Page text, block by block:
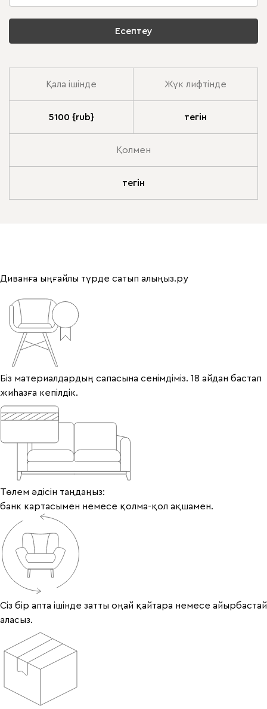
Есептеу
Қала ішінде Жүк лифтінде
5100 {rub} тегін
Қолмен
тегін
Диванға ыңғайлы түрде сатып алыңыз.ру
Біз материалдардың сапасына сенімдіміз. 18 айдан бастап
жиһазға кепілдік.
Төлем әдісін таңдаңыз:
банк картасымен немесе қолма-қол ақшамен.
Сіз бір апта ішінде затты оңай қайтара немесе айырбастай
аласыз.